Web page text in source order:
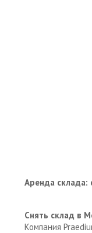
Аренда склада:
Снять склад в
Компания